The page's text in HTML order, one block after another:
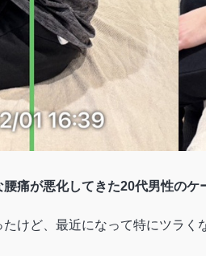
腰痛が悪化してきた20代男性の
たけど、最近になって特にツラ